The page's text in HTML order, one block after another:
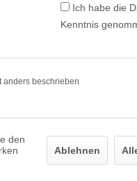
Ich habe die
Kenntnis
anders beschrieben
den
Ablehnen